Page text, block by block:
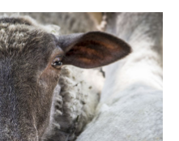
distillation de
Animation musicale